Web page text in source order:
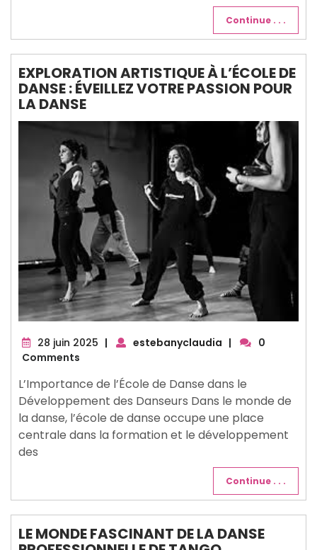
Continue . . .
EXPLORATION ARTISTIQUE À L’ÉCOLE DE
DANSE : ÉVEILLEZ VOTRE PASSION POUR
LA DANSE
28 juin 2025 28
| estebanyclaudia |
0
Comments
L’Importance de l’École de Danse dans le
Développement des Danseurs Dans le monde de
la danse, l’école de danse occupe une place
centrale dans la formation et le développement
des
Continue . . .
LE MONDE FASCINANT DE LA DANSE